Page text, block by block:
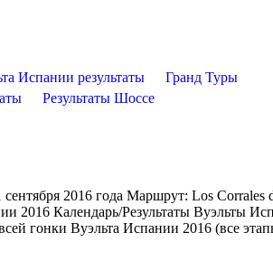
Испании результаты
Гранд Туры
Результаты Шоссе
2016 года Маршрут: Los Corrales
2016 Календарь/Результаты Вуэльты
гонки Вуэльта Испании 2016 (все